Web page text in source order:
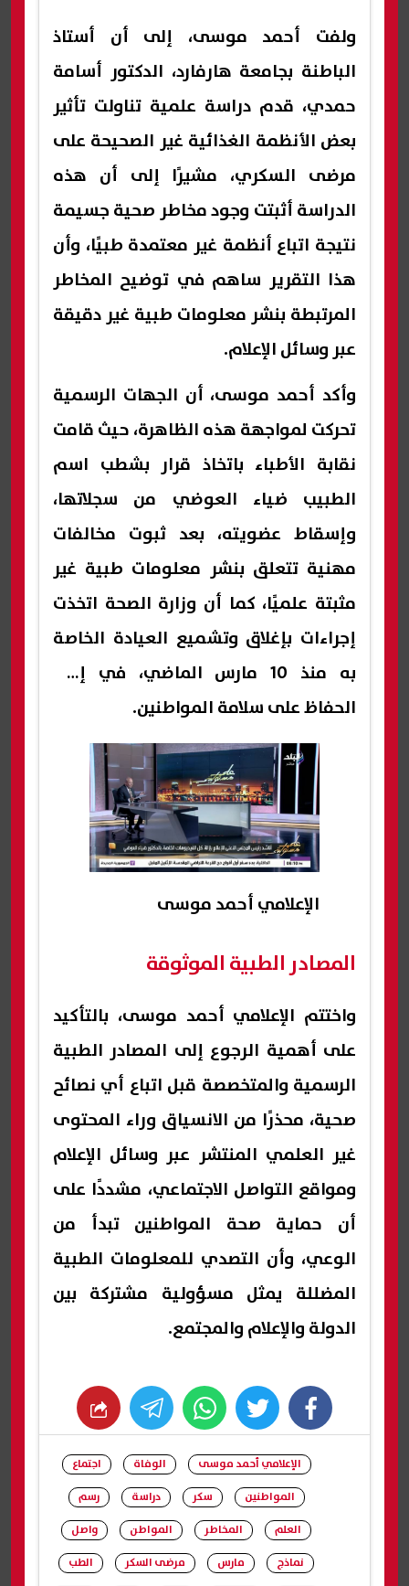
ولفت أحمد موسى، إلى أن أستاذ
الباطنة بجامعة هارفارد، الدكتور أسامة
حمدي، قدم دراسة علمية تناولت تأثير
بعض الأنظمة الغذائية غير الصحيحة على
مرضى السكري، مشيرًا إلى أن هذه
الدراسة أثبتت وجود مخاطر صحية جسيمة
نتيجة اتباع أنظمة غير معتمدة طبيًا، وأن
هذا التقرير ساهم في توضيح المخاطر
المرتبطة بنشر معلومات طبية غير دقيقة
عبر وسائل الإعلام.
وأكد أحمد موسى، أن الجهات الرسمية
تحركت لمواجهة هذه الظاهرة، حيث قامت
نقابة الأطباء باتخاذ قرار بشطب اسم
الطبيب ضياء العوضي من سجلاتها،
وإسقاط عضويته، بعد ثبوت مخالفات
مهنية تتعلق بنشر معلومات طبية غير
مثبتة علميًا، كما أن وزارة الصحة اتخذت
إجراءات بإغلاق وتشميع العيادة الخاصة
به منذ 10 مارس الماضي، في إطار
الحفاظ على سلامة المواطنين.
الإعلامي أحمد موسى
المصادر الطبية الموثوقة
واختتم الإعلامي أحمد موسى، بالتأكيد
على أهمية الرجوع إلى المصادر الطبية
الرسمية والمتخصصة قبل اتباع أي نصائح
صحية، محذرًا من الانسياق وراء المحتوى
غير العلمي المنتشر عبر وسائل الإعلام
ومواقع التواصل الاجتماعي، مشددًا على
أن حماية صحة المواطنين تبدأ من
الوعي، وأن التصدي للمعلومات الطبية
المضللة يمثل مسؤولية مشتركة بين
الدولة والإعلام والمجتمع.
facebook
twitter
whats
الإعلامي أحمد موسى الوفاة
اجتماع
المواطنين
سكر دراسة
رسم
العلم
المخاطر المواطن
واصل
نماذج
مارس مرضى السكر
الطب